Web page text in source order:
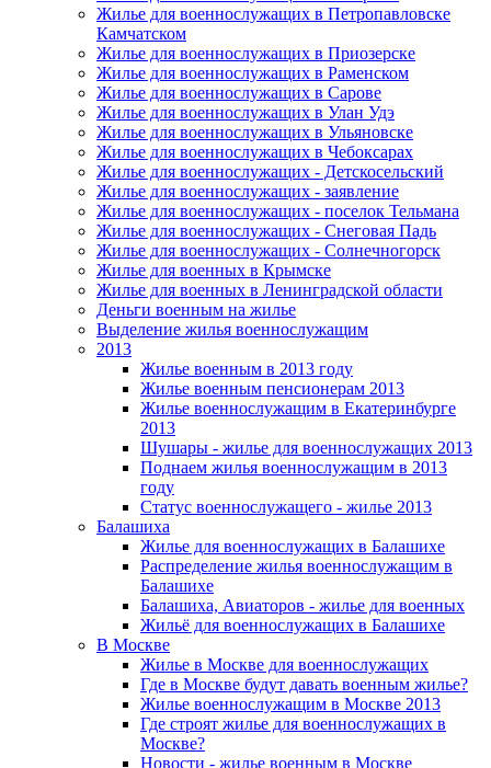
Жилье для военнослужащих в Петропавловске
Камчатском
Жилье для военнослужащих в Приозерске
Жилье для военнослужащих в Раменском
Жилье для военнослужащих в Сарове
Жилье для военнослужащих в Улан Удэ
Жилье для военнослужащих в Ульяновске
Жилье для военнослужащих в Чебоксарах
Жилье для военнослужащих - Детскосельский
Жилье для военнослужащих - заявление
Жилье для военнослужащих - поселок Тельмана
Жилье для военнослужащих - Снеговая Падь
Жилье для военнослужащих - Солнечногорск
Жилье для военных в Крымске
Жилье для военных в Ленинградской области
Деньги военным на жилье
Выделение жилья военнослужащим
2013
Жилье военным в 2013 году
Жилье военным пенсионерам 2013
Жилье военнослужащим в Екатеринбурге
2013
Шушары - жилье для военнослужащих 2013
Поднаем жилья военнослужащим в 2013
году
Статус военнослужащего - жилье 2013
Балашиха
Жилье для военнослужащих в Балашихе
Распределение жилья военнослужащим в
Балашихе
Балашиха, Авиаторов - жилье для военных
Жильё для военнослужащих в Балашихе
В Москве
Жилье в Москве для военнослужащих
Где в Москве будут давать военным жилье?
Жилье военнослужащим в Москве 2013
Где строят жилье для военнослужащих в
Москве?
Новости - жилье военным в Москве